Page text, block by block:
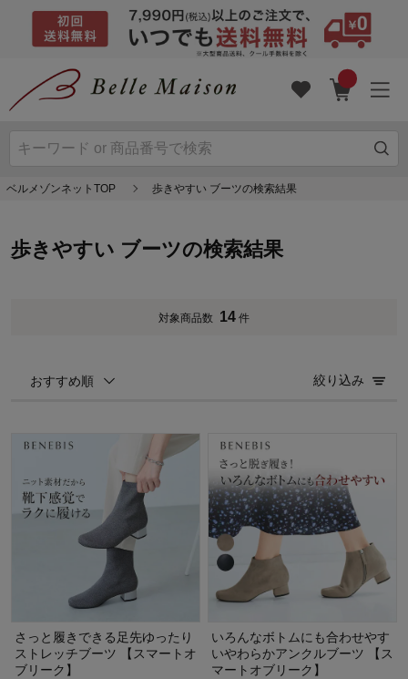
ベルメゾンネットTOP 歩きやすい ブーツの検索結果
歩きやすい ブーツの検索結果
対象商品数 14 件
おすすめ順 絞り込み
さっと履きできる足先ゆったり
ストレッチブーツ 【スマートオ
ブリーク】
いろんなボトムにも合わせやす
いやわらかアンクルブーツ 【ス
マートオブリーク】